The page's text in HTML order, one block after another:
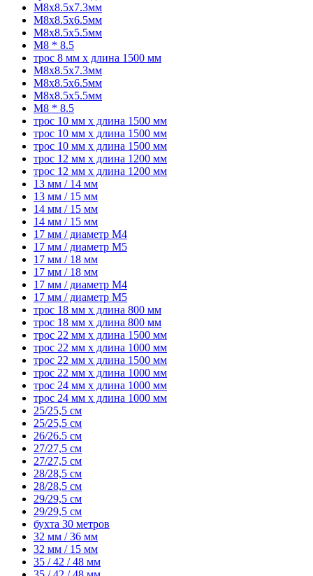
M8x8.5x7.3мм
M8x8.5x6.5мм
M8x8.5x5.5мм
M8 * 8.5
трос 8 мм x длина 1500 мм
M8x8.5x7.3мм
M8x8.5x6.5мм
M8x8.5x5.5мм
M8 * 8.5
трос 10 мм x длина 1500 мм
трос 10 мм x длина 1500 мм
трос 10 мм x длина 1500 мм
трос 12 мм x длина 1200 мм
трос 12 мм x длина 1200 мм
13 мм / 14 мм
13 мм / 15 мм
14 мм / 15 мм
14 мм / 15 мм
17 мм / диаметр M4
17 мм / диаметр M5
17 мм / 18 мм
17 мм / 18 мм
17 мм / диаметр M4
17 мм / диаметр M5
трос 18 мм x длина 800 мм
трос 18 мм x длина 800 мм
трос 22 мм x длина 1500 мм
трос 22 мм x длина 1000 мм
трос 22 мм x длина 1500 мм
трос 22 мм x длина 1000 мм
трос 24 мм x длина 1000 мм
трос 24 мм x длина 1000 мм
25/25,5 см
25/25,5 см
26/26.5 см
27/27,5 см
27/27,5 см
28/28,5 см
28/28,5 см
29/29,5 см
29/29,5 см
бухта 30 метров
32 мм / 36 мм
32 мм / 15 мм
35 / 42 / 48 мм